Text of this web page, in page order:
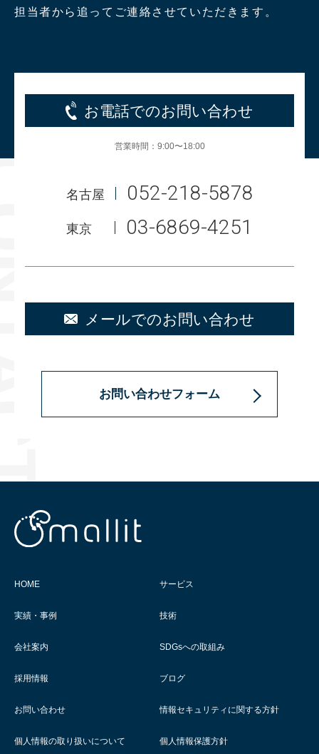
担当者から追ってご連絡させていただきます。
お電話でのお問い合わせ
営業時間：9:00〜18:00
名古屋 052-218-5878
東京 03-6869-4251
メールでのお問い合わせ
お問い合わせフォーム
HOME サービス
実績・事例 技術
会社案内 SDGsへの取組み
採用情報 ブログ
お問い合わせ 情報セキュリティに関する方針
個人情報の取り扱いについて 個人情報保護方針